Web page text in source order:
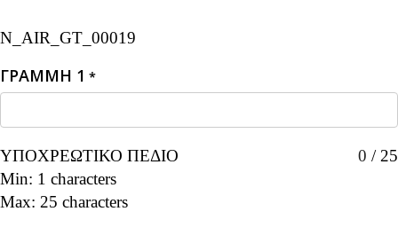
N_AIR_GT_00019
ΓΡΑΜΜΗ 1 *
0 / 25
ΥΠΟΧΡΕΩΤΙΚΟ ΠΕΔΙΟ
Min: 1 characters
Max: 25 characters